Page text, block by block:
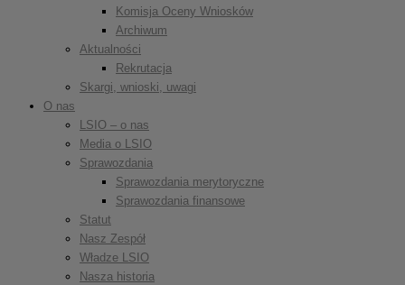
Komisja Oceny Wniosków
Archiwum
Aktualności
Rekrutacja
Skargi, wnioski, uwagi
O nas
LSIO – o nas
Media o LSIO
Sprawozdania
Sprawozdania merytoryczne
Sprawozdania finansowe
Statut
Nasz Zespół
Władze LSIO
Nasza historia